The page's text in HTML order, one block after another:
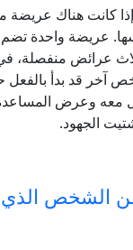
كانت هناك عريضة
آخر قد بدأ بالفعل
معه وعرض
الجهود.
الشخص الذي